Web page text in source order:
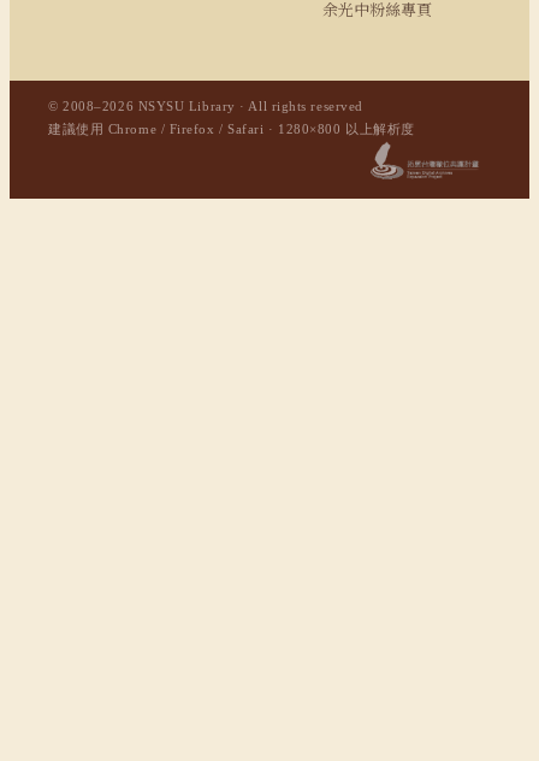
余光中粉絲專頁
© 2008–2026 NSYSU Library · All rights reserved
建議使用 Chrome / Firefox / Safari · 1280×800 以上解析度